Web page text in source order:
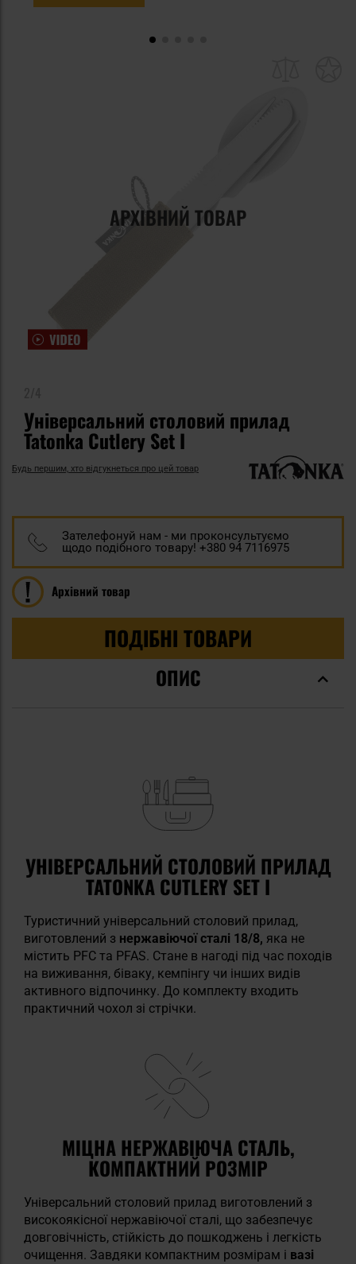
АРХІВНИЙ ТОВАР
Універсальний столовий прилад
Tatonka Cutlery Set I
Будь першим, хто відгукнеться про цей товар
Зателефонуй нам - ми проконсультуємо
щодо подібного товару! +380 94 7116975
Архівний товар
ПОДІБНІ ТОВАРИ
ОПИС
УНІВЕРСАЛЬНИЙ СТОЛОВИЙ ПРИЛАД
TATONKA CUTLERY SET I
Туристичний універсальний столовий прилад,
виготовлений з нержавіючої сталі 18/8, яка не
містить PFC та PFAS. Стане в нагоді під час походів
на виживання, біваку, кемпінгу чи інших видів
активного відпочинку. До комплекту входить
практичний чохол зі стрічки.
МІЦНА НЕРЖАВІЮЧА СТАЛЬ,
КОМПАКТНИЙ РОЗМІР
Універсальний столовий прилад виготовлений з
високоякісної нержавіючої сталі, що забезпечує
довговічність, стійкість до пошкоджень і легкість
очищення. Завдяки компактним розмірам і вазі